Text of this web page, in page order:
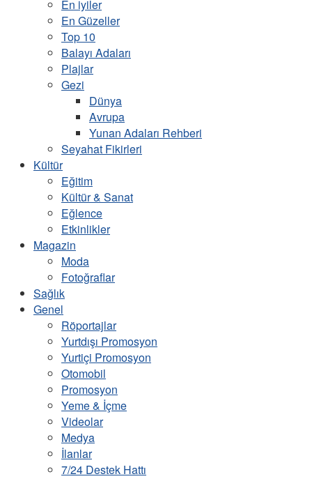
En iyiler
En Güzeller
Top 10
Balayı Adaları
Plajlar
Gezi
Dünya
Avrupa
Yunan Adaları Rehberi
Seyahat Fikirleri
Kültür
Eğitim
Kültür & Sanat
Eğlence
Etkinlikler
Magazin
Moda
Fotoğraflar
Sağlık
Genel
Röportajlar
Yurtdışı Promosyon
Yurtiçi Promosyon
Otomobil
Promosyon
Yeme & İçme
Videolar
Medya
İlanlar
7/24 Destek Hattı